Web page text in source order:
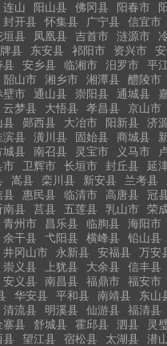
连山 阳山县 佛冈县 阳春市
封开县 怀集县 广宁县 信宜市
垣县 凤凰县 吉首市 涟源市
县 东安县 祁阳市 资兴市
县 安乡县 临湘市 汨罗市 平
韶山市 湘乡市 湘潭县 醴陵市
壁市 通山县 崇阳县 通城县
云梦县 大悟县 孝昌县 京山市
县 郧西县 大冶市 阳新县 济
滨县 潢川县 固始县 商城县
城县 南召县 灵宝市 义马市
市 卫辉市 长垣市 封丘县 延
嵩县 栾川县 新安县 兰考县
县 惠民县 临清市 高唐县 冠
南县 莒县 五莲县 乳山市 荣
青州市 昌乐县 临朐县 海阳市
余干县 弋阳县 横峰县 铅山县
井冈山市 永新县 安福县 万安
崇义县 上犹县 大余县 信丰县
安义县 南昌县 福鼎市 福安市
华安县 平和县 南靖县 东山
清流县 明溪县 仙游县 福清县
寨县 舒城县 霍邱县 泗县 灵
县 望江县 宿松县 太湖县 潜